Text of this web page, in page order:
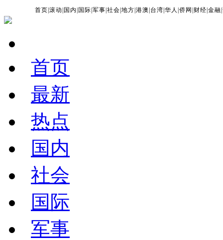
首页 |滚动 国内 国际 |军事 |社会 |地方 |港澳 台湾 |华人 |侨网 财经 |金融 |
首页
最新
热点
国内
社会
国际
军事